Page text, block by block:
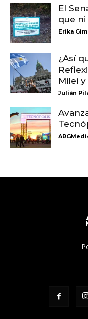
El
que ni
Erika
¿Así
Milei
Julián